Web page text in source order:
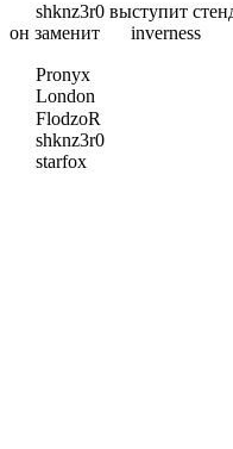
shknz3r0 выступит
он заменит
inverness
Pronyx
London
FlodzoR
shknz3r0
starfox